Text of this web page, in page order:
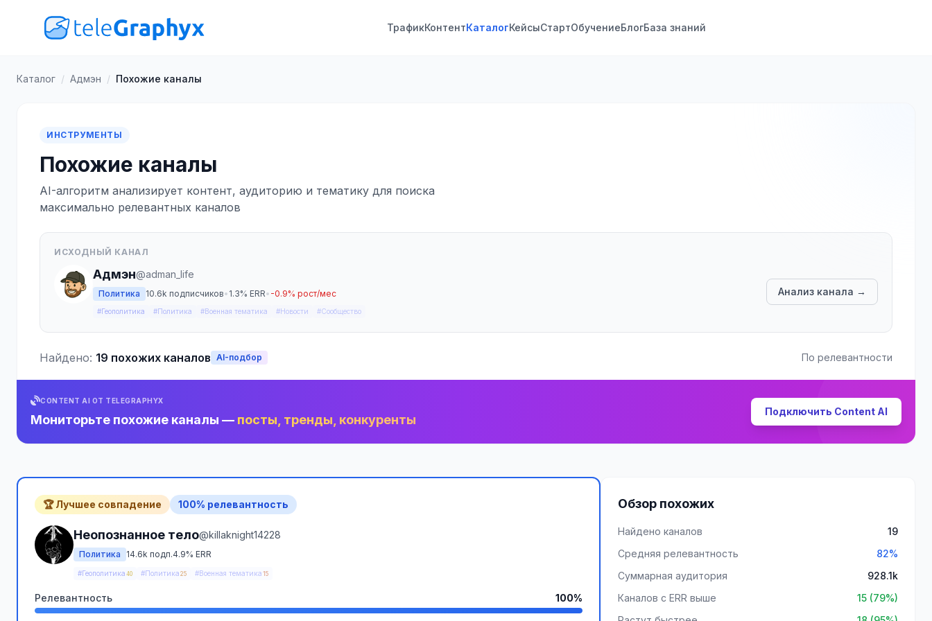
ТрафикКонтентКаталогКейсыСтартОбучениеБлогБаза знаний
Каталог / Адмэн / Похожие каналы
ИНСТРУМЕНТЫ
Похожие каналы
AI-алгоритм анализирует контент, аудиторию и тематику для поиска
максимально релевантных каналов
ИСХОДНЫЙ КАНАЛ
Адмэн@adman_life
Политика 10.6k подписчиков• 1.3% ERR• -0.9% рост/мес
#Геополитика #Политика #Военная тематика #Новости #Сообщество
Анализ канала →
Найдено: 19 похожих каналов AI-подбор По релевантности
CONTENT AI ОТ TELEGRAPHYX
Мониторьте похожие каналы — посты, тренды, конкуренты
Подключить Content AI
🏆 Лучшее совпадение 100% релевантность
Неопознанное тело@killaknight14228
Политика 14.6k подп.4.9% ERR
#Геополитика 40 #Политика 25 #Военная тематика 15
Релевантность 100%
Обзор похожих
Найдено каналов
19
Средняя релевантность
82%
Суммарная аудитория
928.1k
Каналов с ERR выше
15 (79%)